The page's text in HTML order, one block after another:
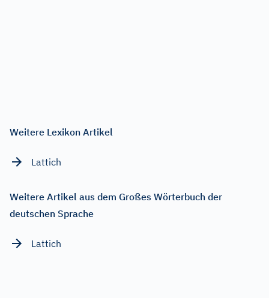
Weitere Lexikon Artikel
Lattich
Weitere Artikel aus dem Großes Wörterbuch der
deutschen Sprache
Lattich